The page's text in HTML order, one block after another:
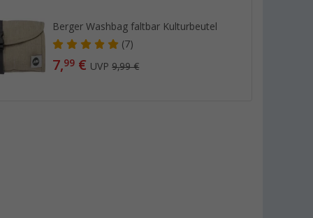
Berger Washbag faltbar Kulturbeutel
(7)
7,99 € UVP9,99 €